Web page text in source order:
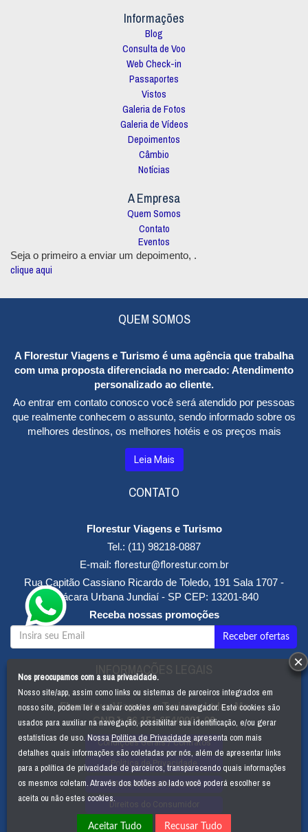
Informações
Blog
Consulta de Voo
Web Check-in
Passaportes
Vistos
Galeria de Fotos
Galeria de Vídeos
Depoimentos
Câmbio
Notícias
A Empresa
Quem Somos
Contato
Eventos
Seja o primeiro a enviar um depoimento,
clique aqui
.
QUEM SOMOS
A Florestur Viagens e Turismo é uma agência que trabalha
com uma proposta diferenciada no mercado: Atendimento
personalizado ao cliente.
Ao entrar em contato conosco você será atendido por pessoas
que realmente conhecem o assunto, sendo informado sobre os
melhores destinos, os melhores hotéis e os preços mais
baixos, além de locais para diversão e entretenimento. Tudo de
acordo com o seu gosto e o seu bolso.
totalmente qualificados na área, além de uma estrutura
desfrute da satisfação de viajar em sua plenitude.
Entre os serviços oferecidos pelaFlorestur Viagens e
Turismopodemos destacar:
Sistema "on line" de reservas e emissões de passagens aéreas
nacionais e internacionais com todas as companhias aéreas.
Sistema de emissão de bilhete eletrônico ("e-ticket") com todas as
companhias aéreas que dispõe dessa modalidade de serviços.
Sistema de reservas e informações de hotéis no Brasil e exterior
Aluguel de veículos no Brasil e exterior
Serviços de traslados aeroporto/hotel/aeroporto, "city tour" e
passeios específicos de interesse.
Preparação de pacotes de viagens nacionais e internacionais,
individuais, para famílias, grupos de pessoas e empresas em geral.
Leia Mais
CONTATO
Florestur Viagens e Turismo
Tel.: (11) 98218-0887
E-mail: florestur@florestur.com.br
Rua Capitão Cassiano Ricardo de Toledo, 191 Sala 1707 -
Chácara Urbana Jundiaí - SP CEP: 13201-840
Receba nossas promoções
INFORMAÇÕES LEGAIS
Florestour Viagens e Turismo Ltda - Me
CNPJ:06.151.654/0001-00
Condições Gerais / Contratos
Política de Privacidade
Meus Dados Pessoais
Direitos do Consumidor
Nos preocupamos com a sua privacidade.
Nosso site/app, assim como links ou sistemas de parceiros integrados em
nosso site, podem ler e salvar cookies em seu navegador. Este cookies são
usados para auxiliar na navegação, possibilitar sua identificação, e/ou gerar
estatísticas de uso. NossaPolítica de Privacidadeapresenta com mais
detalhes quais informações são coletadas por nós, além de apresentar links
para a política de privacidade de parceiros, transparecendo quais informações
os mesmos coletam. Através dos botões ao lado você poderá escolher se
aceita ou não estes cookies.
Aceitar Tudo Recusar Tudo
×